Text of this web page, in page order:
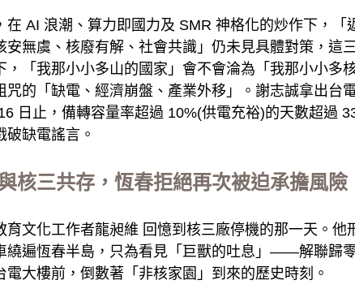
在 AI 浪潮、算力即國力及 SMR 神格化的炒作下，
安無虞、核廢有解、社會共識」仍未見具體對策，這
，「我那小小多山的國家」會不會淪為「我那小小多
咒的「缺電、經濟崩盤、產業外移」。謝志誠拿出台
日止，備轉容量率超過 10%(供電充裕)的天數超過
破缺電謠言。
核三共存，恆春拒絕再次被迫承擔風險
育文化工作者龍昶維 回憶到核三廠停機的那一天。他
繞遍恆春半島，只為看見「巨獸的吐息」——解聯歸
電大樓前，倒數著「非核家園」到來的歷史時刻。